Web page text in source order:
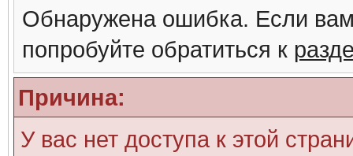
Обнаружена ошибка. Если
попробуйте обратиться к
Причина:
У вас нет доступа к этой